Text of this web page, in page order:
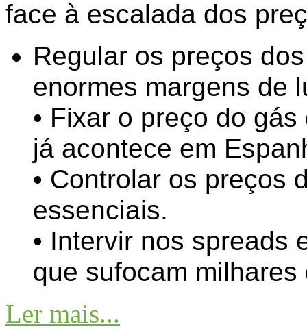
face à escalada dos
Regular os preços
enormes margens de
• Fixar o preço do
já acontece em
• Controlar os preços
essenciais.
• Intervir nos spreads
que sufocam
Ler mais...